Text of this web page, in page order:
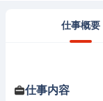
仕事概要
仕事内容